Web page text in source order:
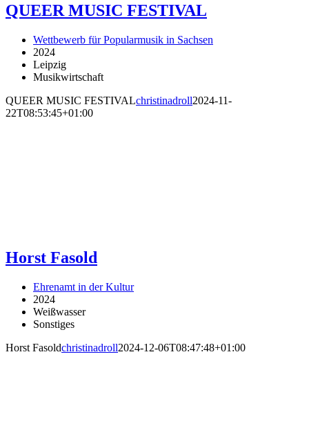
QUEER MUSIC FESTIVAL
Wettbewerb für Popularmusik in Sachsen
2024
Leipzig
Musikwirtschaft
QUEER MUSIC FESTIVALchristinadroll2024-11-
22T08:53:45+01:00
Horst Fasold
Ehrenamt in der Kultur
2024
Weißwasser
Sonstiges
Horst Fasoldchristinadroll2024-12-06T08:47:48+01:00